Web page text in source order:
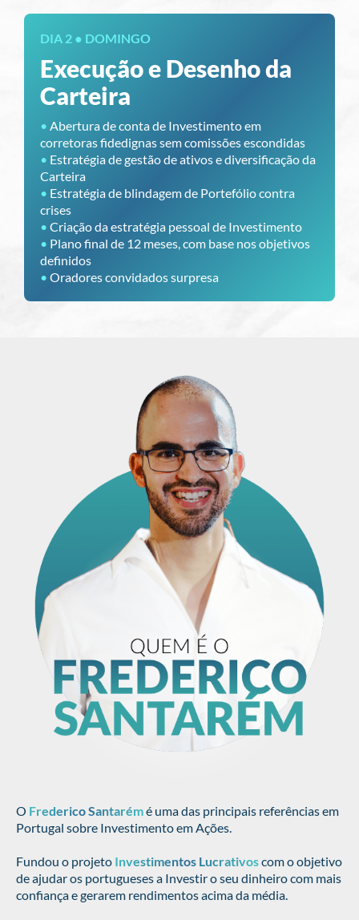
DIA 2 ● DOMINGO
Execução e Desenho da
Carteira
• Abertura de conta de Investimento em
corretoras fidedignas sem comissões escondidas
• Estratégia de gestão de ativos e diversificação da
Carteira
• Estratégia de blindagem de Portefólio contra
crises
• Criação da estratégia pessoal de Investimento
• Plano final de 12 meses, com base nos objetivos
definidos
• Oradores convidados surpresa
O Frederico Santarémé uma das principais referências em
Portugal sobre Investimento em Ações.
Fundou o projeto Investimentos Lucrativoscom o objetivo
de ajudar os portugueses a Investir o seu dinheiro com mais
confiança e gerarem rendimentos acima da média.